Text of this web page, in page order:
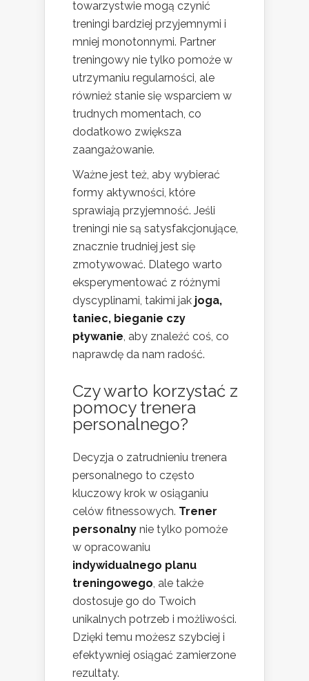
towarzystwie mogą czynić
treningi bardziej przyjemnymi i
mniej monotonnymi. Partner
treningowy nie tylko pomoże w
utrzymaniu regularności, ale
również stanie się wsparciem w
trudnych momentach, co
dodatkowo zwiększa
zaangażowanie.
Ważne jest też, aby wybierać
formy aktywności, które
sprawiają przyjemność. Jeśli
treningi nie są satysfakcjonujące,
znacznie trudniej jest się
zmotywować. Dlatego warto
eksperymentować z różnymi
dyscyplinami, takimi jak joga,
taniec, bieganie czy
pływanie, aby znaleźć coś, co
naprawdę da nam radość.
Czy warto korzystać z
pomocy trenera
personalnego?
Decyzja o zatrudnieniu trenera
personalnego to często
kluczowy krok w osiąganiu
celów fitnessowych. Trener
personalny nie tylko pomoże
w opracowaniu
indywidualnego planu
treningowego, ale także
dostosuje go do Twoich
unikalnych potrzeb i możliwości.
Dzięki temu możesz szybciej i
efektywniej osiągać zamierzone
rezultaty.